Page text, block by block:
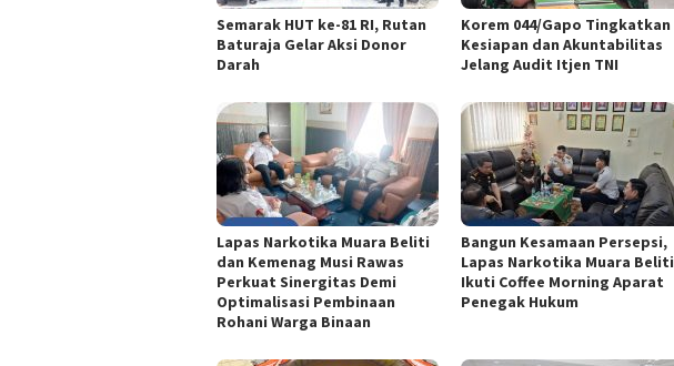
Semarak HUT ke-81 RI, Rutan
Baturaja Gelar Aksi Donor
Darah
Korem 044/Gapo Tingkatkan
Kesiapan dan Akuntabilitas
Jelang Audit Itjen TNI
Lapas Narkotika Muara Beliti
dan Kemenag Musi Rawas
Perkuat Sinergitas Demi
Optimalisasi Pembinaan
Rohani Warga Binaan
Bangun Kesamaan Persepsi,
Lapas Narkotika Muara Beliti
Ikuti Coffee Morning Aparat
Penegak Hukum